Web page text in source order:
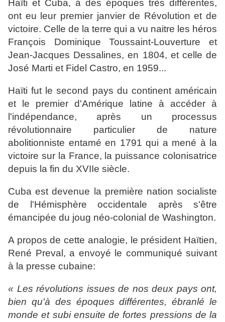
Haïti et Cuba, à des époques très différentes,
ont eu leur premier janvier de Révolution et de
victoire. Celle de la terre qui a vu naitre les héros
François Dominique Toussaint-Louverture et
Jean-Jacques Dessalines, en 1804, et celle de
José Marti et Fidel Castro, en 1959...
Haïti fut le second pays du continent américain
et le premier d'Amérique latine à accéder à
l'indépendance, après un processus
révolutionnaire particulier de nature
abolitionniste entamé en 1791 qui a mené à la
victoire sur la France, la puissance colonisatrice
depuis la fin du XVIIe siècle.
Cuba est devenue la première nation socialiste
de l'Hémisphère occidentale après s'être
émancipée du joug néo-colonial de Washington.
A propos de cette analogie, le président Haïtien,
René Preval, a envoyé le communiqué suivant
à la presse cubaine:
« Les révolutions issues de nos deux pays ont,
bien qu'à des époques différentes, ébranlé le
monde et subi ensuite de fortes pressions de la